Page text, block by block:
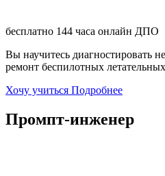
бесплатно 144 часа онлайн ДПО
Вы научитесь диагностировать
ремонт беспилотных
Хочу учиться Подробнее
Промпт-инженер